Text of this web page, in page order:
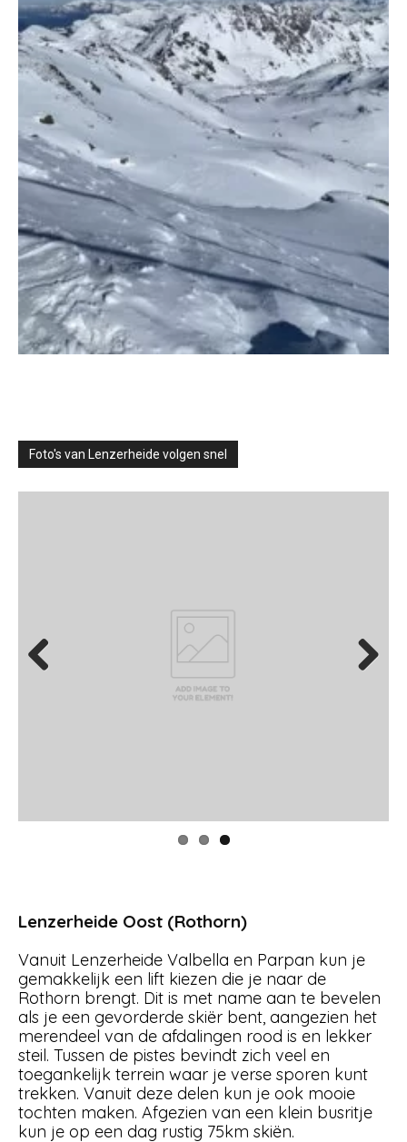
Foto's van Lenzerheide volgen snel
Lenzerheide Oost (Rothorn)
Vanuit Lenzerheide Valbella en Parpan kun je
gemakkelijk een lift kiezen die je naar de
Rothorn brengt. Dit is met name aan te bevelen
als je een gevorderde skiër bent, aangezien het
merendeel van de afdalingen rood is en lekker
steil. Tussen de pistes bevindt zich veel en
toegankelijk terrein waar je verse sporen kunt
trekken. Vanuit deze delen kun je ook mooie
tochten maken. Afgezien van een klein busritje
kun je op een dag rustig 75km skiën.